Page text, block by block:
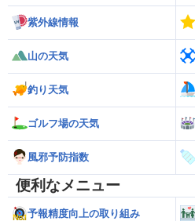
紫外線情報
山の天気
釣り天気
ゴルフ場の天気
風邪予防指数
便利なメニュー
予報精度向上の取り組み